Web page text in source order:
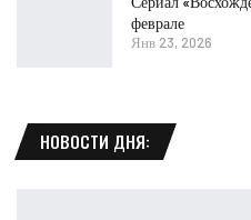
феврале
Янв 23, 2026
НОВОСТИ ДНЯ: